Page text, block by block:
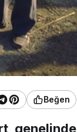
Beğen
genelinde